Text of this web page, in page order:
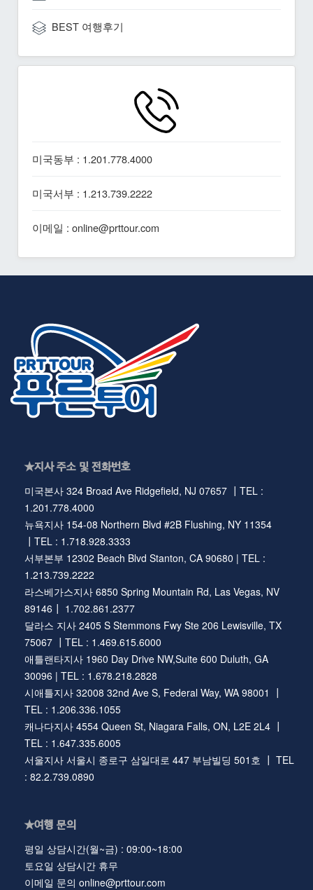
BEST 여행후기
미국동부 : 1.201.778.4000
미국서부 : 1.213.739.2222
이메일 : online@prttour.com
★지사 주소 및 전화번호
미국본사 324 Broad Ave Ridgefield, NJ 07657 ┃TEL :
1.201.778.4000
뉴욕지사 154-08 Northern Blvd #2B Flushing, NY 11354
┃TEL : 1.718.928.3333
서부본부 12302 Beach Blvd Stanton, CA 90680 | TEL :
1.213.739.2222
라스베가스지사 6850 Spring Mountain Rd, Las Vegas, NV
89146┃ 1.702.861.2377
달라스 지사 2405 S Stemmons Fwy Ste 206 Lewisville, TX
75067 ┃TEL : 1.469.615.6000
애틀랜타지사 1960 Day Drive NW,Suite 600 Duluth, GA
30096 | TEL : 1.678.218.2828
시애틀지사 32008 32nd Ave S, Federal Way, WA 98001 ┃
TEL : 1.206.336.1055
캐나다지사 4554 Queen St, Niagara Falls, ON, L2E 2L4 ┃
TEL : 1.647.335.6005
서울지사 서울시 종로구 삼일대로 447 부남빌딩 501호 ┃ TEL
: 82.2.739.0890
★여행 문의
평일 상담시간(월~금) : 09:00~18:00
토요일 상담시간 휴무
이메일 문의 online@prttour.com